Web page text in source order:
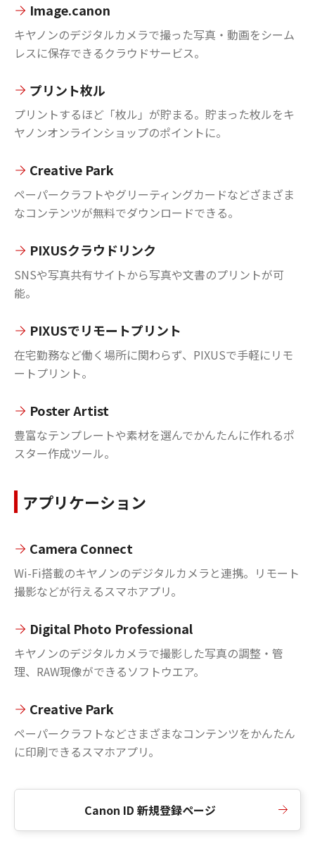
Image.canon
キヤノンのデジタルカメラで撮った写真・動画をシーム
レスに保存できるクラウドサービス。
プリント枚ル
プリントするほど「枚ル」が貯まる。貯まった枚ルをキ
ヤノンオンラインショップのポイントに。
Creative Park
ペーパークラフトやグリーティングカードなどざまざま
なコンテンツが無料でダウンロードできる。
PIXUSクラウドリンク
SNSや写真共有サイトから写真や文書のプリントが可
能。
PIXUSでリモートプリント
在宅勤務など働く場所に関わらず、PIXUSで手軽にリモ
ートプリント。
Poster Artist
豊富なテンプレートや素材を選んでかんたんに作れるポ
スター作成ツール。
アプリケーション
Camera Connect
Wi-Fi搭載のキヤノンのデジタルカメラと連携。リモート
撮影などが行えるスマホアプリ。
Digital Photo Professional
キヤノンのデジタルカメラで撮影した写真の調整・管
理、RAW現像ができるソフトウエア。
Creative Park
ペーパークラフトなどさまざまなコンテンツをかんたん
に印刷できるスマホアプリ。
Canon ID 新規登録ページ